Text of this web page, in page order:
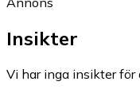
Insikter
Vi har inga insikter för